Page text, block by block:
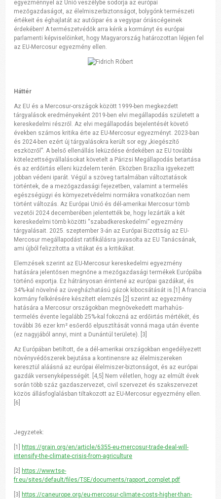
egyezménnyel az Unió veszélybe sodorja az európai
mezőgazdaságot, az élelmiszerbiztonságot, bolygónk természeti
értékeit és éghajlatát az autóipar és a vegyipar óriáscégeinek
érdekében! A természetvédők arra kérik a kormányt és európai
parlamenti képviselőinket, hogy Magyarország határozottan lépjen fel
az EU-Mercosur egyezmény ellen.
Háttér
Az EU és a Mercosur-országok között 1999-ben megkezdett
tárgyalások eredményeként 2019-ben elvi megállapodás született a
kereskedelmi részről. Az elvi megállapodás bejelentését követő
években számos kritika érte az EU-Mercosur egyezményt. 2023-ban
és 2024-ben ezért új tárgyalásokra került sor egy „kiegészítő
eszközről”. A belső ellenállás leküzdése érdekében az EU további
kötelezettségvállalásokat követelt a Párizsi Megállapodás betartása
és az erdőirtás elleni küzdelem terén. Eközben Brazília igyekezett
jobban védeni iparát. Végül a szöveg tartalmában változtatások
történtek, de a mezőgazdasági fejezetben, valamint a termelés
egészségügyi és környezetvédelmi normákra vonatkozóan nem
történt változás. Az Európai Unió és dél-amerikai Mercosur tömb
vezetői 2024 decemberében jelentették be, hogy lezárták a két
kereskedelmi tömb közötti “szabadkereskedelmi” egyezmény
tárgyalásait. 2025. szeptember 3-án az Európai Bizottság az EU-
Mercosur megállapodást ratifikálásra javasolta az EU Tanácsának,
ami újból felizzította a vitákat és a kritikákat.
Elemzések szerint az EU-Mercosur kereskedelmi egyezmény
hatására jelentősen megnőne a mezőgazdasági termékek Európába
történő exportja. Ez hátrányosan érintené az európai gazdákat, és
34%-kal növelné az üvegházhatású gázok kibocsátását is.[1] A francia
kormány felkérésére készített elemzés [2] szerint az egyezmény
hatására a Mercosur országokban megnövekedett marhahús-
termelés évente legalább 25%-kal fokozná az erdőirtás mértékét, és
további 36 ezer km² esőerdő elpusztítását vonná maga után évente
(ez nagyjából annyi, mint a Dunántúl területe). [3]
Az Európában betiltott, de a dél-amerikai országokban engedélyezett
növényvédőszerek bejutása a kontinensre az élelmiszereken
keresztül aláásná az európai élelmiszer-biztonságot, és az európai
gazdák versenyképességét. [4,5] Nem véletlen, hogy az elmúlt évek
során több száz gazdaszervezet, civil szervezet és szakszervezet
közös állásfoglalásban tiltakozott az EU-Mercosur egyezmény ellen.
[6]
Jegyzetek:
[1]
https://grain.org/en/article/6355-eu-mercosur-trade-deal-will-
intensify-the-climate-crisis-from-agriculture
[2] https://www.tse-
fr.eu/sites/default/files/TSE/documents/rapport_complet.pdf
[3]
https://caneurope.org/eu-mercosur-climate-costs-higher-than-